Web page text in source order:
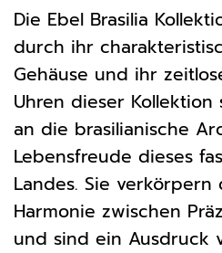
Die Ebel Brasilia
durch ihr
Gehäuse und ihr
Uhren dieser
an die brasilianische
Lebensfreude dieses
Landes. Sie
Harmonie zwischen
und sind ein Ausdruck